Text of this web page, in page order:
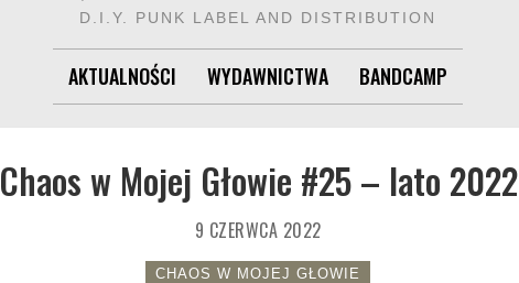
D.I.Y. PUNK LABEL AND DISTRIBUTION
AKTUALNOŚCI WYDAWNICTWA BANDCAMP
Chaos w Mojej Głowie #25 – lato 2022
9 CZERWCA 2022
CHAOS W MOJEJ GŁOWIE